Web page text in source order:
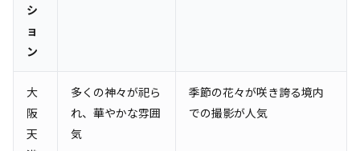
シ
ョ
ン
大
阪
天
多くの神々が祀ら
れ、華やかな雰囲
気
季節の花々が咲き誇る境内
での撮影が人気